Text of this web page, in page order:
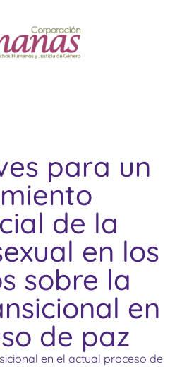
para un
de la
en los
sobre la
en
de paz
en el actual proceso de